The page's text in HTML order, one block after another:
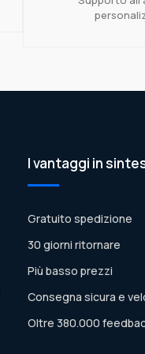
I vantaggi in
Gratuito spedizione
30 giorni ritornare
Più basso prezzi
Consegna sicura e
Oltre 380.000